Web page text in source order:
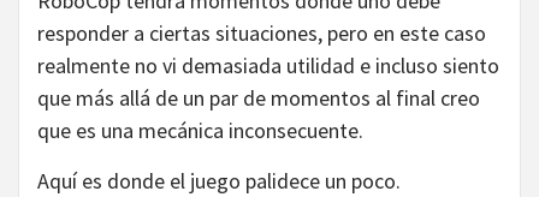
responder a ciertas situaciones, pero en este caso
realmente no vi demasiada utilidad e incluso siento
que más allá de un par de momentos al final creo
que es una mecánica inconsecuente.
Aquí es donde el juego palidece un poco.